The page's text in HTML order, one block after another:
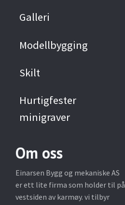
Galleri
Modellbygging
Skilt
Hurtigfester
minigraver
Om oss
Einarsen Bygg og mekaniske AS
er ett lite firma som holder til på
vestsiden av karmøy. vi tilbyr